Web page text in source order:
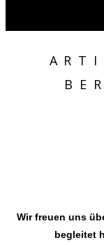
Wir freuen uns
begleitet